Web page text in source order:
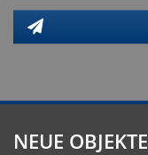
NEUE OBJEKTE